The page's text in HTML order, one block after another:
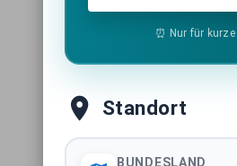
⏰ Nur für
Standort
BUNDESLAND